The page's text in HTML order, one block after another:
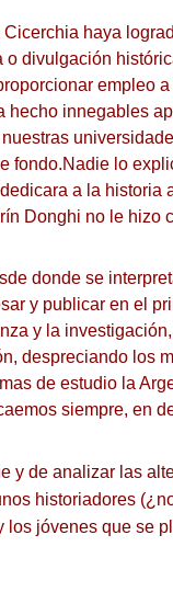
haya
divulgación
empleo
innegables
fondo.Nadie lo
a la historia
Donghi no le hizo
donde se
y publicar en el
y la
despreciando los
de estudio la
siempre, en
y de analizar las
historiadores
jóvenes que se